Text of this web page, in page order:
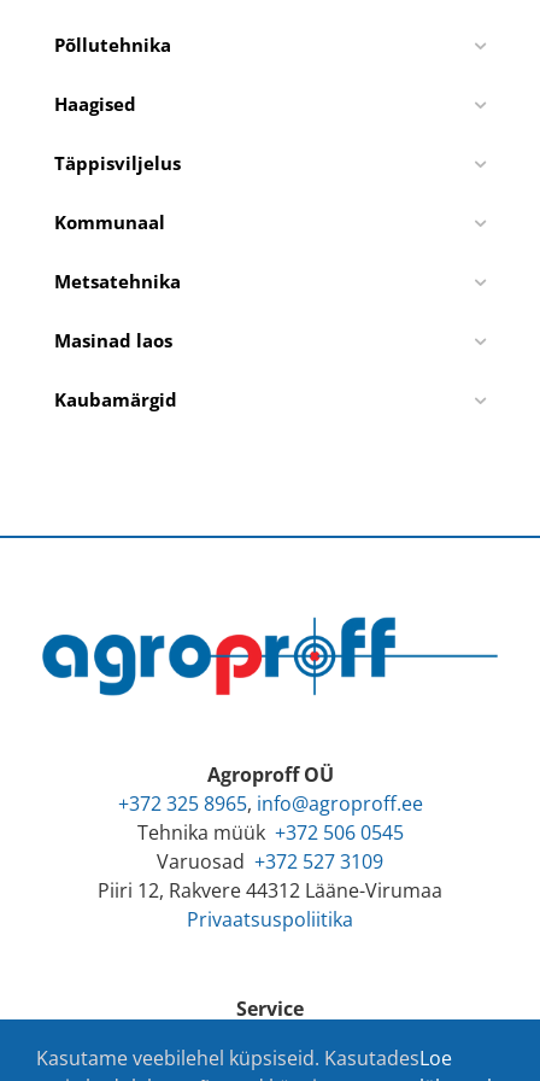
Põllutehnika
Haagised
Täppisviljelus
Kommunaal
Metsatehnika
Masinad laos
Kaubamärgid
Agroproff OÜ
+372 325 8965, info@agroproff.ee
Tehnika müük +372 506 0545
Varuosad +372 527 3109
Piiri 12, Rakvere 44312 Lääne-Virumaa
Privaatsuspoliitika
Service
+372 529 9007
Kasutame veebilehel küpsiseid. KasutadesLoe